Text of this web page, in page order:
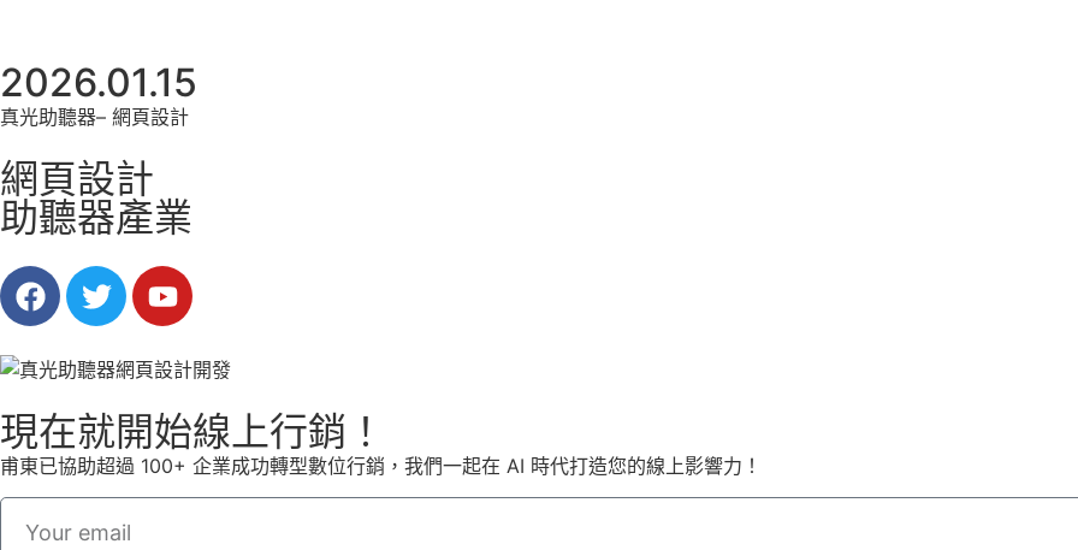
2026.01.15
真光助聽器– 網頁設計
網頁設計
助聽器產業
現在就開始線上行銷！
甫東已協助超過 100+ 企業成功轉型數位行銷，我們一起在 AI 時代打造您的線上影響力！